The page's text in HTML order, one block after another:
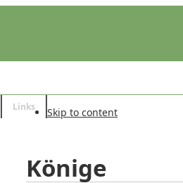
Links Skip to content
Könige